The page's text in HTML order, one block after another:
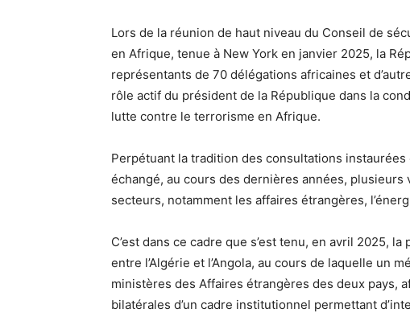
Lors de la réunion de haut niveau du Conseil de
en Afrique, tenue à New York en janvier 2025, la
représentants de 70 délégations africaines et
rôle actif du président de la République dans la
lutte contre le terrorisme en Afrique.
Perpétuant la tradition des consultations
échangé, au cours des dernières années,
secteurs, notamment les affaires étrangères,
C’est dans ce cadre que s’est tenu, en avril 2025,
entre l’Algérie et l’Angola, au cours de laquelle un
ministères des Affaires étrangères des deux pays,
bilatérales d’un cadre institutionnel permettant